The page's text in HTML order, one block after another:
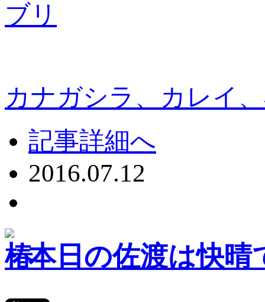
ブリ
カナガシラ、カレイ
記事詳細へ
2016.07.12
本日の佐渡は快晴